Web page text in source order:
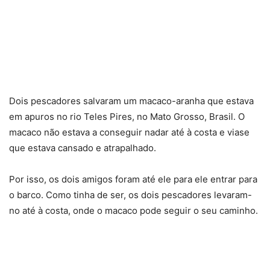
Dois pescadores salvaram um macaco-aranha que estava
em apuros no rio Teles Pires, no Mato Grosso, Brasil. O
macaco não estava a conseguir nadar até à costa e viase
que estava cansado e atrapalhado.
Por isso, os dois amigos foram até ele para ele entrar para
o barco. Como tinha de ser, os dois pescadores levaram-
no até à costa, onde o macaco pode seguir o seu caminho.